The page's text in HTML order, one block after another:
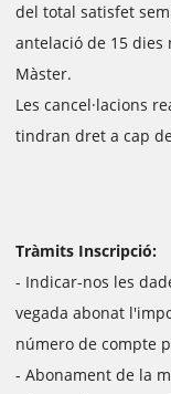
del total satisfet
antelació de 15
Màster.
Les cancel·lacions
tindran dret a cap
Tràmits Inscripció:
- Indicar-nos les
vegada abonat
número de compte
- Abonament de la